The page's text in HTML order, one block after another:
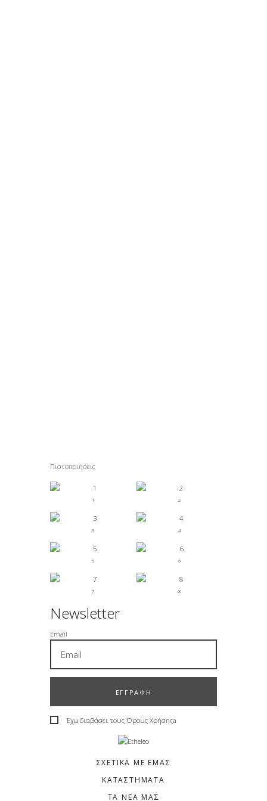
Πιστοποιήσεις
1 2
3 4
5 6
7 8
Newsletter
Email
ΕΓΓΡΑΦΗ
Έχω διαβάσει τουςΌρους Χρήσηςa
ΣΧΕΤΙΚΆ ΜΕ ΕΜΆΣ
ΚΑΤΑΣΤΉΜΑΤΑ
ΤΑ ΝΕΑ ΜΑΣ